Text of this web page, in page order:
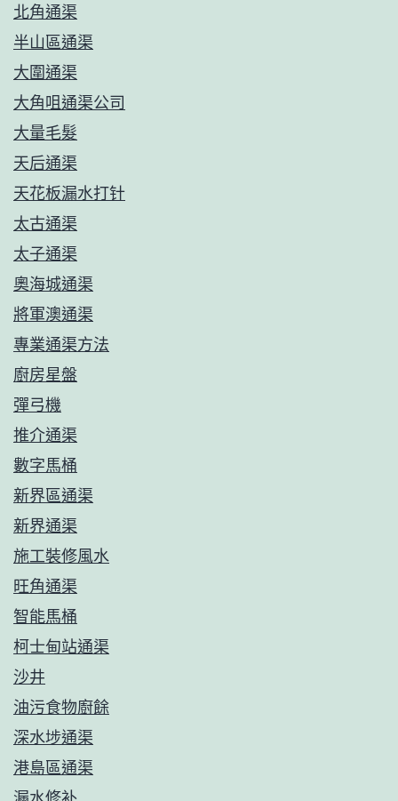
北角通渠
半山區通渠
大圍通渠
大角咀通渠公司
大量毛髮
天后通渠
天花板漏水打针
太古通渠
太子通渠
奧海城通渠
將軍澳通渠
專業通渠方法
廚房星盤
彈弓機
推介通渠
數字馬桶
新界區通渠
新界通渠
施工裝修風水
旺角通渠
智能馬桶
柯士甸站通渠
沙井
油污食物廚餘
深水埗通渠
港島區通渠